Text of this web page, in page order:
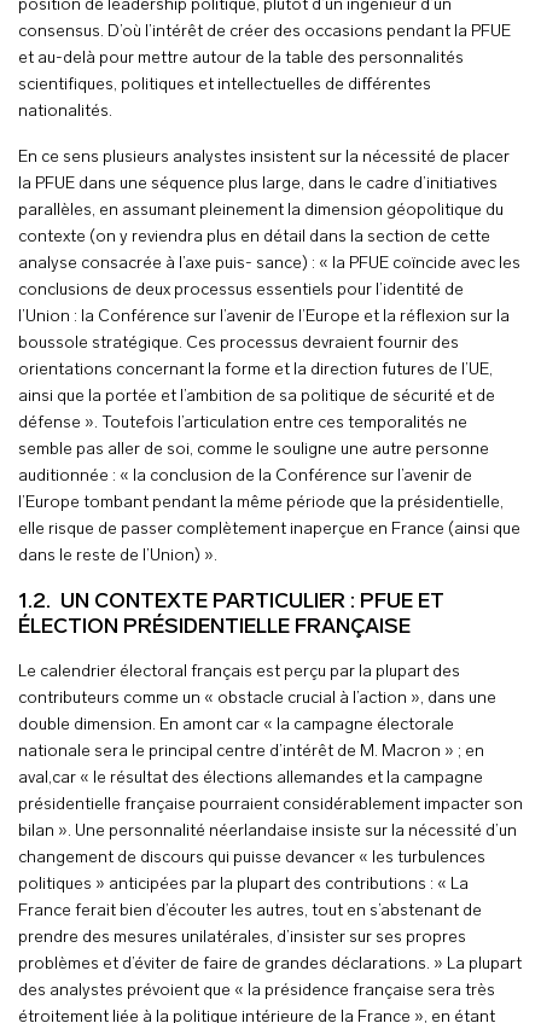
position de leadership politique, plutôt d’un ingénieur d’un
consensus. D’où l’intérêt de créer des occasions pendant la PFUE
et au-delà pour mettre autour de la table des personnalités
scientifiques, politiques et intellectuelles de différentes
nationalités.
En ce sens plusieurs analystes insistent sur la nécessité de placer
la PFUE dans une séquence plus large, dans le cadre d’initiatives
parallèles, en assumant pleinement la dimension géopolitique du
contexte (on y reviendra plus en détail dans la section de cette
analyse consacrée à l’axe puis- sance) : « la PFUE coïncide avec les
conclusions de deux processus essentiels pour l’identité de
l’Union : la Conférence sur l’avenir de l’Europe et la réflexion sur la
boussole stratégique. Ces processus devraient fournir des
orientations concernant la forme et la direction futures de l’UE,
ainsi que la portée et l’ambition de sa politique de sécurité et de
défense ». Toutefois l’articulation entre ces temporalités ne
semble pas aller de soi, comme le souligne une autre personne
auditionnée : « la conclusion de la Conférence sur l’avenir de
l’Europe tombant pendant la même période que la présidentielle,
elle risque de passer complètement inaperçue en France (ainsi que
dans le reste de l’Union) ».
1.2. UN CONTEXTE PARTICULIER : PFUE ET
ÉLECTION PRÉSIDENTIELLE FRANÇAISE
Le calendrier électoral français est perçu par la plupart des
contributeurs comme un « obstacle crucial à l’action », dans une
double dimension. En amont car « la campagne électorale
nationale sera le principal centre d’intérêt de M. Macron » ; en
aval,car « le résultat des élections allemandes et la campagne
présidentielle française pourraient considérablement impacter son
bilan ». Une personnalité néerlandaise insiste sur la nécessité d’un
changement de discours qui puisse devancer « les turbulences
politiques » anticipées par la plupart des contributions : « La
France ferait bien d’écouter les autres, tout en s’abstenant de
prendre des mesures unilatérales, d’insister sur ses propres
problèmes et d’éviter de faire de grandes déclarations. » La plupart
des analystes prévoient que « la présidence française sera très
étroitement liée à la politique intérieure de la France », en étant